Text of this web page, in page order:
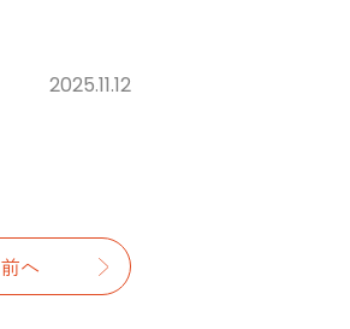
2025.11.12
前へ